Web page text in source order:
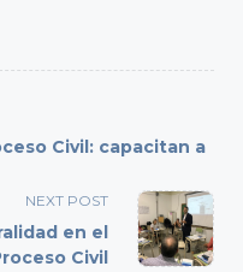
Civil: capacitan a
NEXT POST
en el
Civil